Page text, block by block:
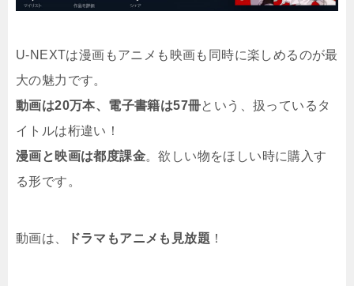
U-NEXTは漫画もアニメも映画も同時に楽しめるのが最
大の魅力です。
動画は20万本、電子書籍は57冊という、扱っているタ
イトルは桁違い！
漫画と映画は都度課金。欲しい物をほしい時に購入す
る形です。
動画は、 ドラマもアニメも見放題 ！